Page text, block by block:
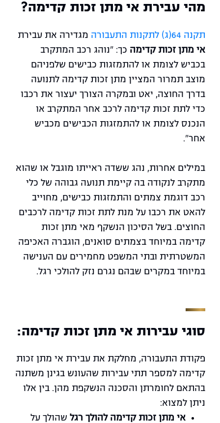
מהי עבירת אי מתן זכות קדימה?
תקנה 64(ג) לתקנות התעבורה
מגדירה את עבירת
אי מתן זכות קדימה כך: "נוהג רכב המתקרב
בכביש לצומת או להתמזגות כבישים שלפניהם
מוצב תמרור המציין מתן זכות קדימה לתנועה
בדרך החוצה, יאט ובמקרה הצורך יעצור את רכבו
כדי לתת זכות קדימה לרכב אחר המתקרב או
הנכנס לצומת או להתמזגות הכבישים מכביש
אחר".
במילים אחרות, נהג ששדה ראייתו מוגבל או שהוא
מתקרב לנקודה בה קיימת תנועה גבוהה של כלי
רכב דוגמת צמתים והתמזגות כבישים, מחוייב
להאט את רכבו על מנת לתת זכות קדימה לרכבים
החוצים. בשל הסיכון הנשקף מאי מתן זכות
קדימה במיוחד בצמתים סואנים, הוגברה האכיפה
המשטרתית ובתי המשפט מחמירים עם הענישה
במיוחד במקרים שבהם נגרם נזק להולכי רגל.
סוגי עבירות אי מתן זכות קדימה:
פקודת התעבורה, מחלקת את עבירת אי מתן זכות
קדימה למספר תתי עבירות שהעונש בגינן משתנה
בהתאם לחומרתן והסכנה הנשקפת מהן. בין אלו
ניתן למצוא:
אי מתן זכות קדימה להולך רגל שהולך על